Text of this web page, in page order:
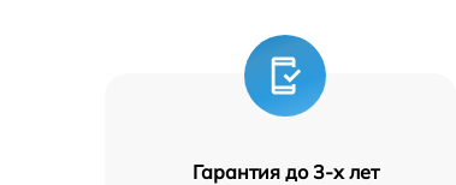
Гарантия до 3-х лет